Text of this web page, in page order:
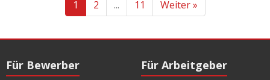
1 2 ... 11 Weiter »
Für Bewerber Für Arbeitgeber